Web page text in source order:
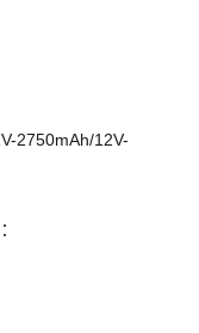
2750mAh/12V-